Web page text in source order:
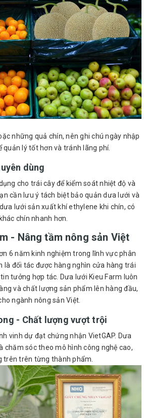
những quả chín, nên ghi chú ngày nhập
quản lý tốt hơn và tránh lãng phí.
dùng
cho trái cây để kiểm soát nhiệt độ và
cần lưu ý tách biệt bảo quản dưa lưới và
lưới sản xuất khí ethylene khi chín, có
chín nhanh hơn.
- Nâng tầm nông sản Việt
6 năm kinh nghiệm trong lĩnh vực phân
là đối tác được hàng nghìn cửa hàng trái
tưởng hợp tác. Dưa lưới Kieu Farm luôn
và chất lượng sản phẩm lên hàng đầu,
ngành nông sản Việt.
- Chất lượng vượt trội
vinh dự đạt chứng nhận VietGAP. Dưa
chăm sóc theo mô hình công nghệ cao,
trên trên từng thành phẩm.